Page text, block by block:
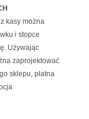
kasy można
i stopce
Używając
zaprojektować
sklepu, płatna